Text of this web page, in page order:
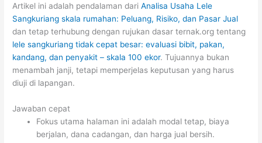
Artikel ini adalah pendalaman dariAnalisa Usaha Lele
Sangkuriang skala rumahan: Peluang, Risiko, dan Pasar Jual
dan tetap terhubung dengan rujukan dasar ternak.org tentang
lele sangkuriang tidak cepat besar: evaluasi bibit, pakan,
kandang, dan penyakit – skala 100 ekor. Tujuannya bukan
menambah janji, tetapi memperjelas keputusan yang harus
diuji di lapangan.
Jawaban cepat
Fokus utama halaman ini adalah modal tetap, biaya
berjalan, dana cadangan, dan harga jual bersih.